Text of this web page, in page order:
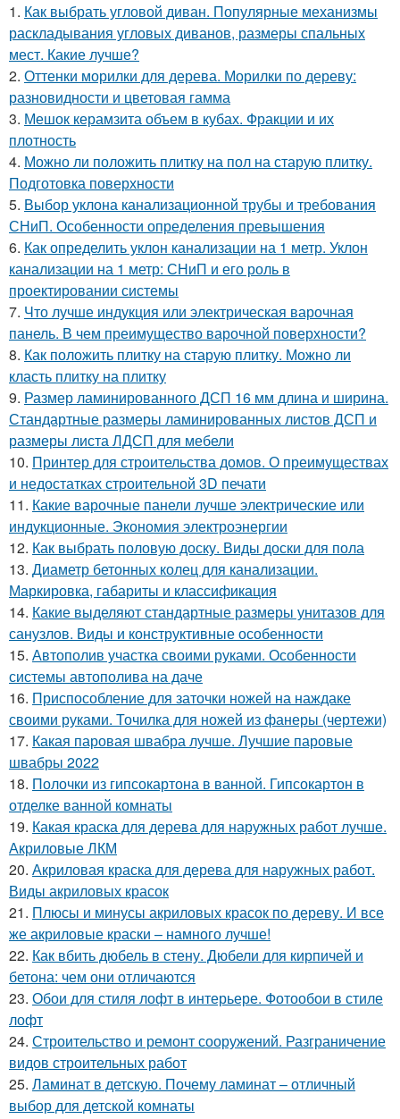
1. Как выбрать угловой диван. Популярные механизмы
раскладывания угловых диванов, размеры спальных
мест. Какие лучше?
2. Оттенки морилки для дерева. Морилки по дереву:
разновидности и цветовая гамма
3. Мешок керамзита объем в кубах. Фракции и их
плотность
4. Можно ли положить плитку на пол на старую плитку.
Подготовка поверхности
5. Выбор уклона канализационной трубы и требования
СНиП. Особенности определения превышения
6. Как определить уклон канализации на 1 метр. Уклон
канализации на 1 метр: СНиП и его роль в
проектировании системы
7. Что лучше индукция или электрическая варочная
панель. В чем преимущество варочной поверхности?
8. Как положить плитку на старую плитку. Можно ли
класть плитку на плитку
9. Размер ламинированного ДСП 16 мм длина и ширина.
Стандартные размеры ламинированных листов ДСП и
размеры листа ЛДСП для мебели
10. Принтер для строительства домов. О преимуществах
и недостатках строительной 3D печати
11. Какие варочные панели лучше электрические или
индукционные. Экономия электроэнергии
12. Как выбрать половую доску. Виды доски для пола
13. Диаметр бетонных колец для канализации.
Маркировка, габариты и классификация
14. Какие выделяют стандартные размеры унитазов для
санузлов. Виды и конструктивные особенности
15. Автополив участка своими руками. Особенности
системы автополива на даче
16. Приспособление для заточки ножей на наждаке
своими руками. Точилка для ножей из фанеры (чертежи)
17. Какая паровая швабра лучше. Лучшие паровые
швабры 2022
18. Полочки из гипсокартона в ванной. Гипсокартон в
отделке ванной комнаты
19. Какая краска для дерева для наружных работ лучше.
Акриловые ЛКМ
20. Акриловая краска для дерева для наружных работ.
Виды акриловых красок
21. Плюсы и минусы акриловых красок по дереву. И все
же акриловые краски – намного лучше!
22. Как вбить дюбель в стену. Дюбели для кирпичей и
бетона: чем они отличаются
23. Обои для стиля лофт в интерьере. Фотообои в стиле
лофт
24. Строительство и ремонт сооружений. Разграничение
видов строительных работ
25. Ламинат в детскую. Почему ламинат – отличный
выбор для детской комнаты